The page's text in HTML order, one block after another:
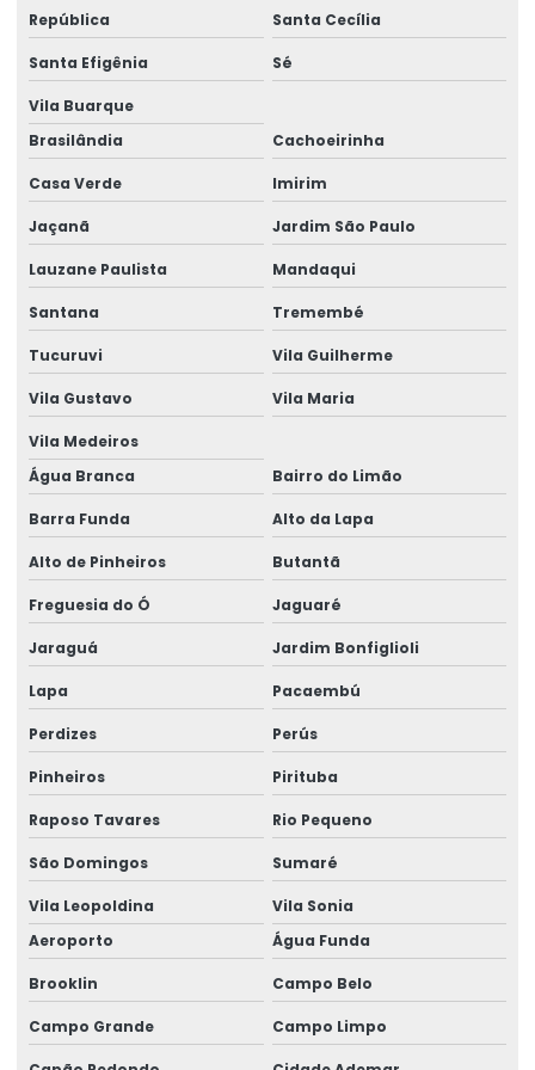
Desembaraço aduaneiro
Desembaraço aduaneiro aéreo
Desembaraço aduaneiro alfândega
Desembaraço aduaneiro empresas
Desembaraço aduaneiro de exportação
Desembaraço aduaneiro de importação
Desembaraço aduaneiro para importação no exterior
Desembaraço aduaneiro de importação receita federal
Desembaraço aduaneiro para liberação
Desembaraço aduaneiro de mercadoria importada
Desembaraço aduaneiro preço
Desembaraço aduaneiro de produtos industrializados
Desembaraço aduaneiro em sp
Desembaraço aduaneiro valor
Despachante de aduana e comércio internacional
Despachante de aduana internacional
Despachante aduaneiro
Despachante aduaneiro e agente de carga
República Santa Cecília
Santa Efigênia Sé
Vila Buarque
Brasilândia
Cachoeirinha
Casa Verde Imirim
Jaçanã Jardim São Paulo
Lauzane Paulista Mandaqui
Santana Tremembé
Tucuruvi Vila Guilherme
Vila Gustavo Vila Maria
Vila Medeiros
Água Branca
Bairro do Limão
Barra Funda Alto da Lapa
Alto de Pinheiros Butantã
Freguesia do Ó Jaguaré
Jaraguá Jardim Bonfiglioli
Lapa Pacaembú
Perdizes Perús
Pinheiros Pirituba
Raposo Tavares Rio Pequeno
São Domingos Sumaré
Vila Leopoldina
Vila Sonia
Aeroporto
Água Funda
Brooklin Campo Belo
Campo Grande Campo Limpo